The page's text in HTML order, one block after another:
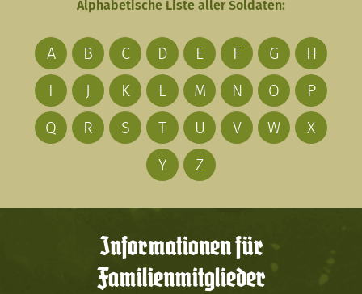
Alphabetische Liste aller Soldaten:
A B C D E F G
H
I
J K L M N O
P
Q
R S T U V W
X
Y
Z
Informationen für
Familienmitglieder